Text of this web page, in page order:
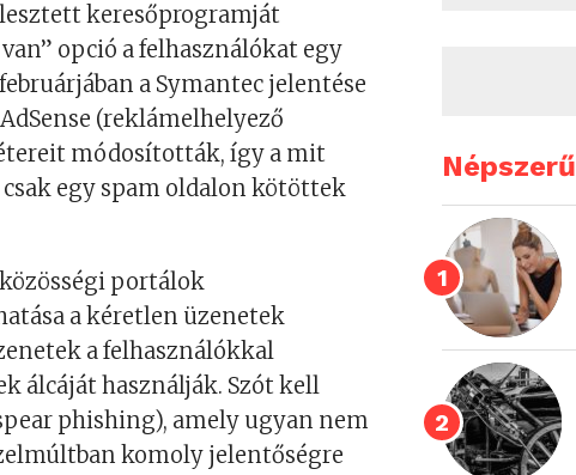
keresőprogramját
opció a felhasználókat egy
a Symantec jelentése
(reklámelhelyező
módosították, így a mit
egy spam oldalon kötöttek
portálok
a kéretlen üzenetek
a felhasználókkal
álcáját használják. Szót kell
phishing), amely ugyan nem
komoly jelentőségre
Népszerű